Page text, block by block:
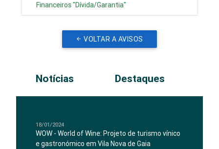
Financeiros "Dívida/Garantia"
VOLTAR A AVISOS
Notícias Destaques
18/01/2024
WOW - World of Wine: Projeto de turismo vínico
e gastronómico em Vila Nova de Gaia